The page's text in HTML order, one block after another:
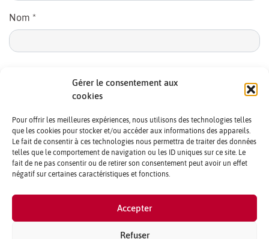
Gérer le consentement aux
cookies
Pour offrir les meilleures expériences, nous utilisons des technologies telles
que les cookies pour stocker et/ou accéder aux informations des appareils.
Le fait de consentir à ces technologies nous permettra de traiter des données
telles que le comportement de navigation ou les ID uniques sur ce site. Le
fait de ne pas consentir ou de retirer son consentement peut avoir un effet
négatif sur certaines caractéristiques et fonctions.
Accepter
Refuser
Nom *